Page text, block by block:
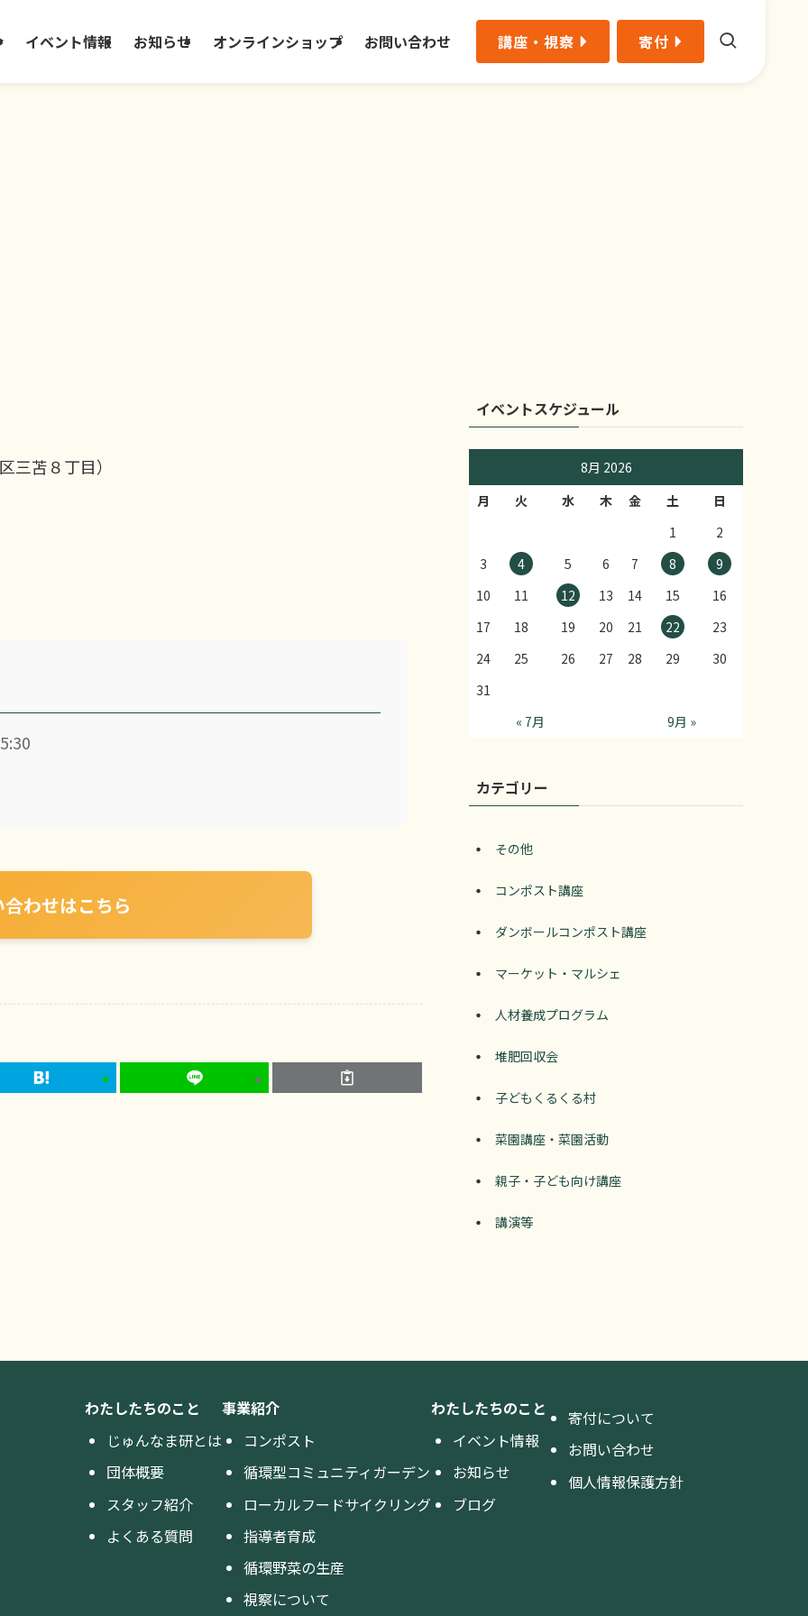
イベント情報 お知らせ オンラインショップ お問い合わせ 講座・視察 寄付
三苫８丁目）
わせはこちら
イベントスケジュール
8月 2026
月
火 水 木 金 土
日
1
2
3
4 5 6 7 8
9
10
11 12 13 14 15
16
17
18 19 20 21 22
23
24
25 26 27 28 29
30
31
« 7月
9月 »
カテゴリー
その他
コンポスト講座
ダンボールコンポスト講座
マーケット・マルシェ
人材養成プログラム
堆肥回収会
子どもくるくる村
菜園講座・菜園活動
親子・子ども向け講座
講演等
わたしたちのこと
じゅんなま研とは
団体概要
スタッフ紹介
よくある質問
事業紹介
コンポスト
循環型コミュニティガーデン
ローカルフードサイクリング
指導者育成
循環野菜の生産
視察について
わたしたちのこと
イベント情報
お知らせ
ブログ
寄付について
お問い合わせ
個人情報保護方針